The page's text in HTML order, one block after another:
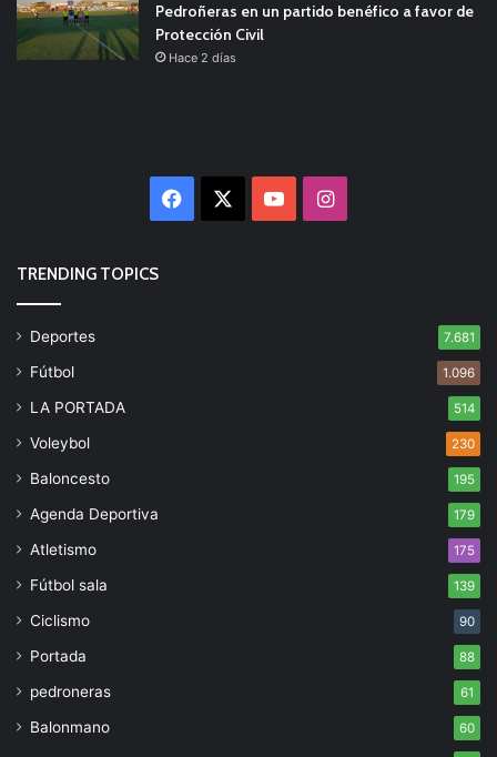
Pedroñeras en un partido benéfico a favor de
Protección Civil
Hace 2 días
Facebook YouTubeInstagram
TRENDING TOPICS
Deportes 7.681
Fútbol 1.096
LA PORTADA 514
Voleybol 230
Baloncesto 195
Agenda Deportiva 179
Atletismo 175
Fútbol sala 139
Ciclismo 90
Portada 88
pedroneras 61
Balonmano 60